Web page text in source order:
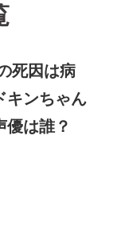
死因は病
キンちゃん
優は誰？